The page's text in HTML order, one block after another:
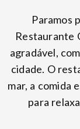
Paramos
Restaurante
agradável,
cidade. O
mar, a comida
para